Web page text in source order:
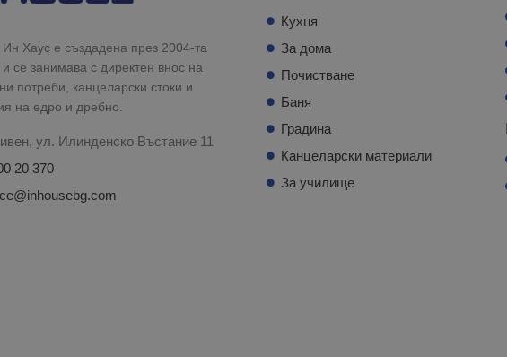
Хаус е създадена през 2004-та
и се занимава с директен внос на
потреби, канцеларски стоки и
на едро и дребно.
ул. Илинденско Въстание 11
20 370
Кухня
За дома
Почистване
Баня
Градина
Канцеларски материали
За училище